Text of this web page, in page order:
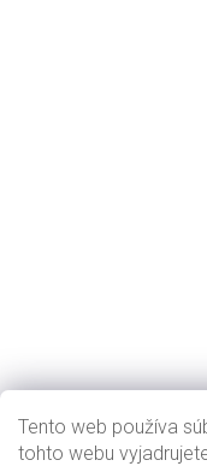
Tento web používa
tohto webu